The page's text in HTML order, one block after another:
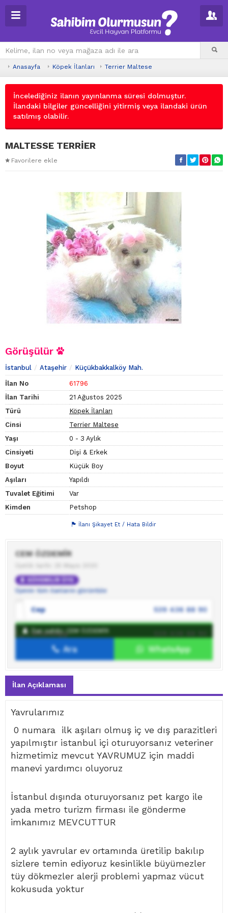
Anasayfa Köpek İlanları Terrier Maltese
İncelediğiniz ilanın yayınlanma süresi dolmuştur.
İlandaki bilgiler güncelliğini yitirmiş veya ilandaki ürün
satılmış olabilir.
MALTESSE TERRİER
Favorilere ekle
Görüşülür
İstanbul Ataşehir Küçükbakkalköy Mah.
İlan No
61796
İlan Tarihi
21 Ağustos 2025
Türü
Köpek İlanları
Cinsi
Terrier Maltese
Yaşı
0 - 3 Aylık
Cinsiyeti
Dişi & Erkek
Boyut
Küçük Boy
Aşıları
Yapıldı
Tuvalet Eğitimi
Var
Kimden
Petshop
İlanı Şikayet Et / Hata Bildir
CEM ÖZDEMİR
Üyenin tüm ilanlarını görüntüle
Cep 539 436 88 90
WhatsApp
İlan sahibine mesaj gönder
İlan sahibi: CEM ÖZDEMİR
Ara WhatsApp
İlan Açıklaması
Yavrularımız
0 numara ilk aşıları olmuş iç ve dış parazitleri
yapılmıştır istanbul içi oturuyorsanız veteriner
hizmetimiz mevcut YAVRUMUZ için maddi
manevi yardımcı oluyoruz
İstanbul dışında oturuyorsanız pet kargo ile
yada metro turizm firması ile gönderme
imkanımız MEVCUTTUR
2 aylık yavrular ev ortamında üretilip bakılıp
sizlere temin ediyoruz kesinlikle büyümezler
tüy dökmezler alerji problemi yapmaz vücut
kokusuda yoktur